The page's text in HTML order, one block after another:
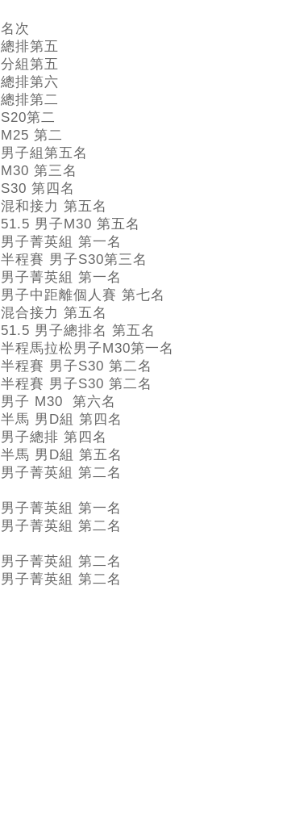
名次
總排第五
分組第五
總排第六
總排第二
S20第二
M25 第二
男子組第五名
M30 第三名
S30 第四名
混和接力 第五名
51.5 男子M30 第五名
男子菁英組 第一名
半程賽 男子S30第三名
男子菁英組 第一名
男子中距離個人賽 第七名
混合接力 第五名
51.5 男子總排名 第五名
半程馬拉松男子M30第一名
半程賽 男子S30 第二名
半程賽 男子S30 第二名
男子 M30 第六名
半馬 男D組 第四名
男子總排 第四名
半馬 男D組 第五名
男子菁英組 第二名
男子菁英組 第一名
男子菁英組 第二名
男子菁英組 第二名
男子菁英組 第二名